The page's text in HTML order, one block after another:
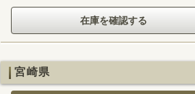
宮崎県